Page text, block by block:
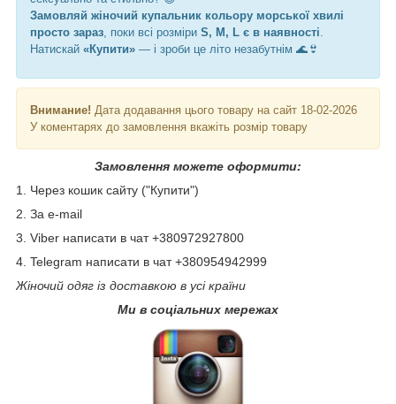
Замовляй жіночий купальник кольору морської хвилі
просто зараз , поки всі розміри S, M, L є в наявності
Натискай «Купити» — і зроби це літо незабутнім 🌊👙
Внимание! Дата додавання цього товару на сайт 18-02-2026
У коментарях до замовлення вкажіть розмір товару
Замовлення можете оформити:
1. Через кошик сайту ("Купити")
2. За e-mail
3. Viber написати в чат +380972927800
4. Telegram написати в чат +380954942999
Жіночий одяг із доставкою в усі країни
Ми в соціальних мережах